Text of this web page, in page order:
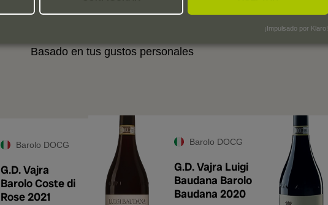
Basado en tus gustos personales
Barolo DOCG
G.D. Vajra
Barolo Coste di
Rose 2021
Barolo DOCG
G.D. Vajra Luigi
Baudana Barolo
Baudana 2020
¡Impulsado por Klaro!